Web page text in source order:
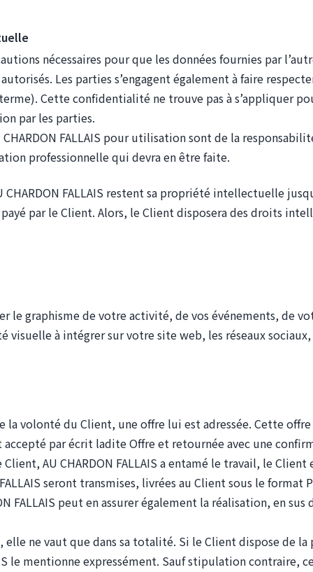
nécessaires pour que les données fournies par
Les parties s’engagent également à faire
Cette confidentialité ne trouve pas à s’appliquer
par les parties.
FALLAIS pour utilisation sont de la
professionnelle qui devra en être faite.
FALLAIS restent sa propriété intellectuelle
par le Client. Alors, le Client disposera des droits
le graphisme de votre activité, de vos événements, de
visuelle à intégrer sur votre site web, les réseaux
volonté du Client, une offre lui est adressée. Cette offre
par écrit ladite Offre et retournée avec une
AU CHARDON FALLAIS a entamé le travail, le
seront transmises, livrées au Client sous le
FALLAIS peut en assurer également la réalisation, en
elle ne vaut que dans sa totalité. Si le Client dispose de
le mentionne expressément. Sauf stipulation contraire,